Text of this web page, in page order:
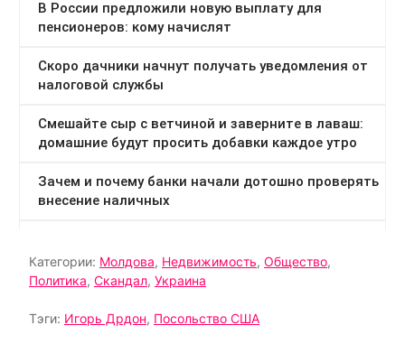
Категории: Молдова, Недвижимость, Общество,
Политика, Скандал, Украина
Тэги: Игорь Дрдон, Посольство США